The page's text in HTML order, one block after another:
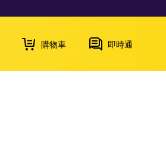
購物車 即時通